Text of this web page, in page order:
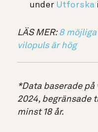
under Utforska
LÄS MER:8
vilopuls är hög
*Data baserade på
2024, begränsade
minst 18 år.